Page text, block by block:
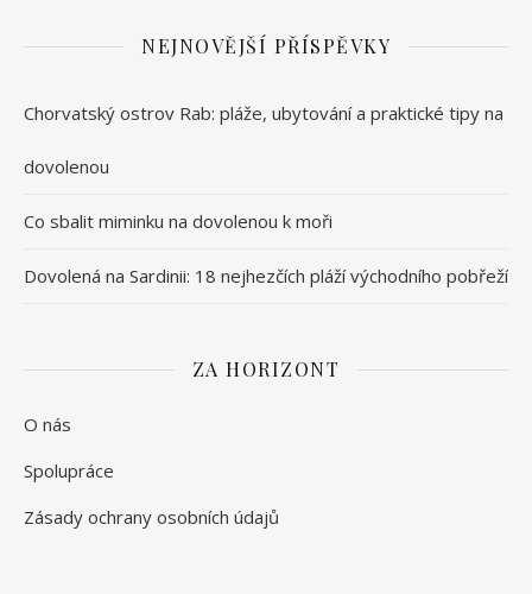
NEJNOVĚJŠÍ PŘÍSPĚVKY
Chorvatský ostrov Rab: pláže, ubytování a praktické tipy na
dovolenou
Co sbalit miminku na dovolenou k moři
Dovolená na Sardinii: 18 nejhezčích pláží východního pobřeží
ZA HORIZONT
O nás
Spolupráce
Zásady ochrany osobních údajů